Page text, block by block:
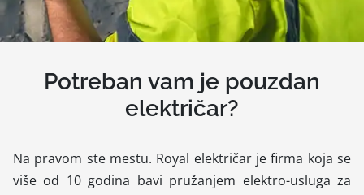
Potreban vam je pouzdan
električar?
Na pravom ste mestu. Royal električar je firma koja se
više od 10 godina bavi pružanjem elektro-usluga za